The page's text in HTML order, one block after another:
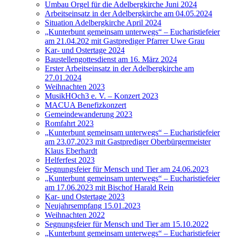
Umbau Orgel für die Adelbergkirche Juni 2024
Arbeitseinsatz in der Adelbergkirche am 04.05.2024
Situation Adelbergkirche April 2024
„Kunterbunt gemeinsam unterwegs“ – Eucharistiefeier
am 21.04.202 mit Gastprediger Pfarrer Uwe Grau
Kar- und Ostertage 2024
Baustellengottesdienst am 16. März 2024
Erster Arbeitseinsatz in der Adelbergkirche am
27.01.2024
Weihnachten 2023
MusikHOch3 e. V. – Konzert 2023
MACUA Benefizkonzert
Gemeindewanderung 2023
Romfahrt 2023
„Kunterbunt gemeinsam unterwegs“ – Eucharistiefeier
am 23.07.2023 mit Gastprediger Oberbürgermeister
Klaus Eberhardt
Helferfest 2023
Segnungsfeier für Mensch und Tier am 24.06.2023
„Kunterbunt gemeinsam unterwegs“ – Eucharistiefeier
am 17.06.2023 mit Bischof Harald Rein
Kar- und Ostertage 2023
Neujahrsempfang 15.01.2023
Weihnachten 2022
Segnungsfeier für Mensch und Tier am 15.10.2022
„Kunterbunt gemeinsam unterwegs“ – Eucharistiefeier